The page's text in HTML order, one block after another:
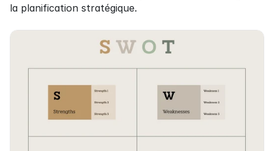
la planification stratégique.